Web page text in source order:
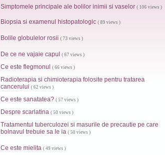
Simptomele principale ale bolilor inimii si vaselor ( 106 views )
Biopsia si examenul histopatologic ( 89 views )
Bolile globulelor rosii ( 73 views )
De ce ne vajaie capul ( 67 views )
Ce este flegmonul ( 66 views )
Radioterapia si chimioterapia folosite pentru tratarea
cancerului ( 62 views )
Ce este sanatatea? ( 57 views )
Despre scarlatina ( 50 views )
Tratamentul tuberculozei si masurile de precautie pe care
bolnavul trebuie sa le ia ( 50 views )
Ce este mielita ( 49 views )